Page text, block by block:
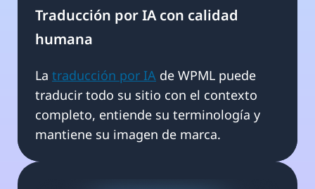
Traducción por IA con calidad
humana
La traducción por IA de WPML puede
traducir todo su sitio con el contexto
completo, entiende su terminología y
mantiene su imagen de marca.